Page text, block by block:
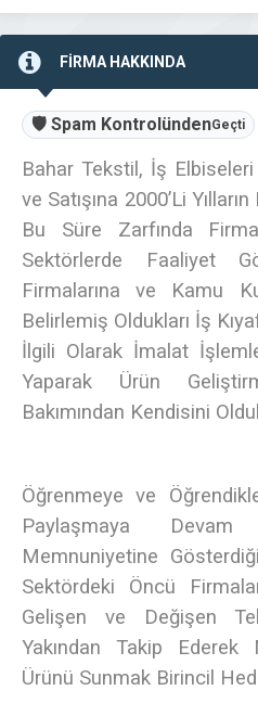
FİRMA HAKKINDA
🛡️ Spam KontrolündenGeçti
Bahar Tekstil, İş
ve Satışına 2000’Li
Bu Süre Zarfında
Sektörlerde Faaliyet
Firmalarına ve Kamu
Belirlemiş Oldukları İş
İlgili Olarak İmalat
Yaparak Ürün
Bakımından Kendisini
Öğrenmeye ve
Paylaşmaya
Memnuniyetine
Sektördeki Öncü
Gelişen ve Değişen
Yakından Takip
Ürünü Sunmak Birincil